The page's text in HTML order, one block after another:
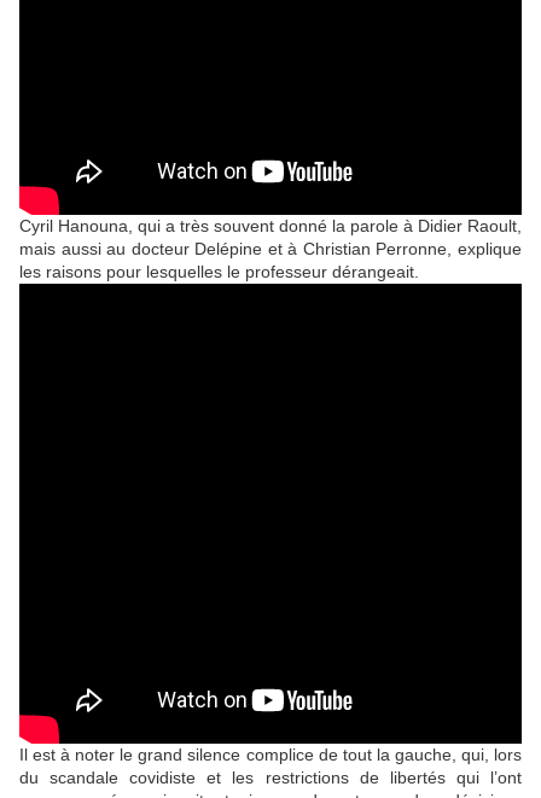
Cyril Hanouna, qui a très souvent donné la parole à Didier Raoult,
mais aussi au docteur Delépine et à Christian Perronne, explique
les raisons pour lesquelles le professeur dérangeait.
Il est à noter le grand silence complice de tout la gauche, qui, lors
du scandale covidiste et les restrictions de libertés qui l’ont